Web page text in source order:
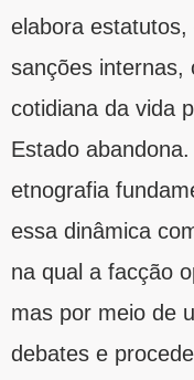
elabora
sanções internas,
cotidiana da vida
Estado
etnografia
essa dinâmica
na qual a facção
mas por meio de
debates e